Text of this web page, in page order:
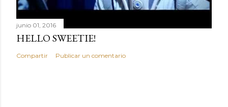
junio 01, 2016
HELLO SWEETIE!
Compartir Publicar un comentario